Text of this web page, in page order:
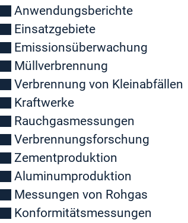
Anwendungsberichte
Einsatzgebiete
Emissionsüberwachung
Müllverbrennung
Verbrennung von Kleinabfällen
Kraftwerke
Rauchgasmessungen
Verbrennungsforschung
Zementproduktion
Aluminumproduktion
Messungen von Rohgas
Konformitätsmessungen